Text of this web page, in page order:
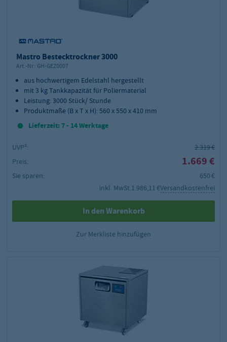
Mastro Bestecktrockner 3000
Art.-Nr.: GH-GEZ0007
aus hochwertigem Edelstahl hergestellt
mit 3 kg Tankkapazität für Poliermaterial
Leistung: 3000 Stück/ Stunde
Produktmaße (B x T x H): 560 x 550 x 410 mm
Lieferzeit: 7 - 14 Werktage
UVP²:
2.319 €
Preis:
1.669 €
Sie sparen:
650 €
inkl. MwSt.1.986,11 €Versandkostenfrei
In den Warenkorb
Zur Merkliste hinzufügen